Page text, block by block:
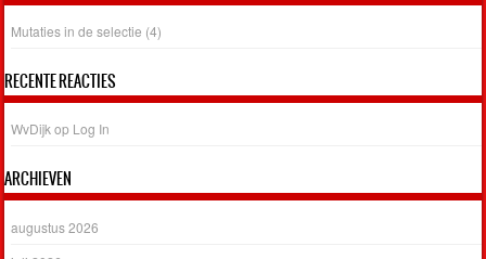
Mutaties in de selectie (4)
RECENTE REACTIES
WvDijkop Log In
ARCHIEVEN
augustus 2026